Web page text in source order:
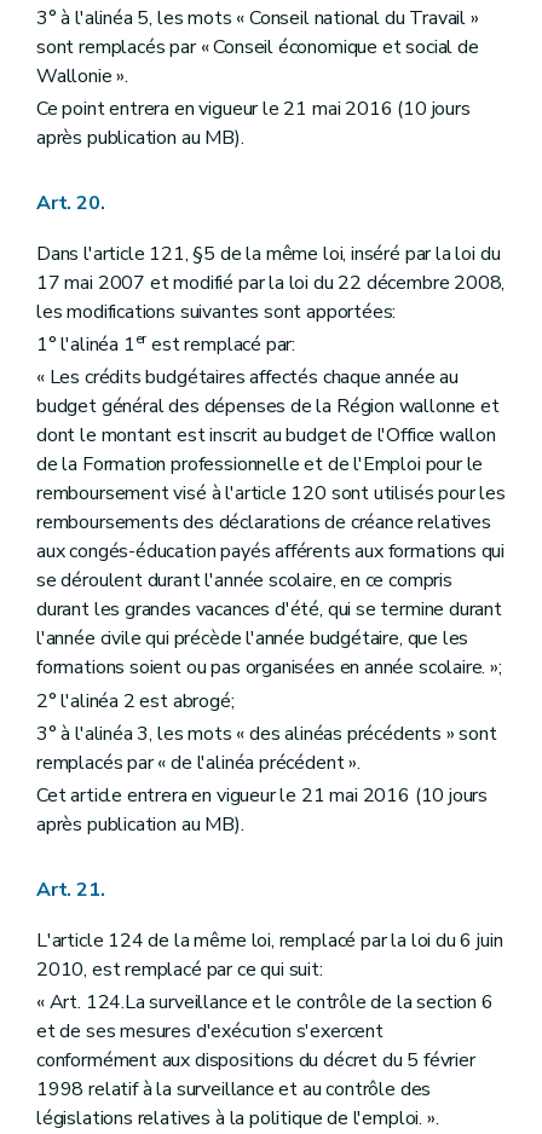
3° à l'alinéa 5, les mots « Conseil national du Travail »
sont remplacés par « Conseil économique et social de
Wallonie ».
Ce point entrera en vigueur le 21 mai 2016 (10 jours
après publication au MB).
Art. 20.
Dans l'article 121, §5 de la même loi, inséré par la loi du
17 mai 2007 et modifié par la loi du 22 décembre 2008,
les modifications suivantes sont apportées:
1° l'alinéa 1erest remplacé par:
« Les crédits budgétaires affectés chaque année au
budget général des dépenses de la Région wallonne et
dont le montant est inscrit au budget de l'Office wallon
de la Formation professionnelle et de l'Emploi pour le
remboursement visé à l'article 120 sont utilisés pour les
remboursements des déclarations de créance relatives
aux congés-éducation payés afférents aux formations qui
se déroulent durant l'année scolaire, en ce compris
durant les grandes vacances d'été, qui se termine durant
l'année civile qui précède l'année budgétaire, que les
formations soient ou pas organisées en année scolaire. »;
2° l'alinéa 2 est abrogé;
3° à l'alinéa 3, les mots « des alinéas précédents » sont
remplacés par « de l'alinéa précédent ».
Cet article entrera en vigueur le 21 mai 2016 (10 jours
après publication au MB).
Art. 21.
L'article 124 de la même loi, remplacé par la loi du 6 juin
2010, est remplacé par ce qui suit:
« Art. 124.La surveillance et le contrôle de la section 6
et de ses mesures d'exécution s'exercent
conformément aux dispositions du décret du 5 février
1998 relatif à la surveillance et au contrôle des
législations relatives à la politique de l'emploi. ».